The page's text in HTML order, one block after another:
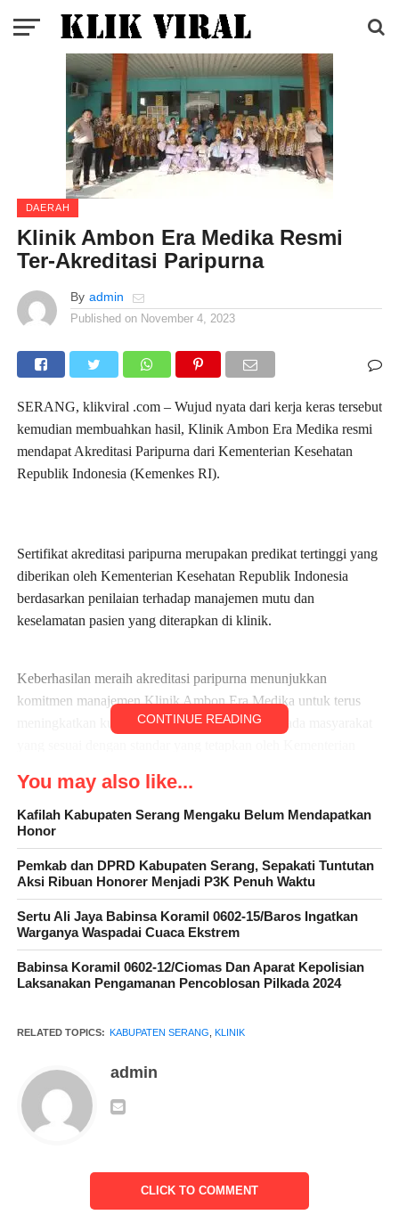
DAERAH
Klinik Ambon Era Medika Resmi
Ter-Akreditasi Paripurna
By admin
Published on November 4, 2023
SERANG, klikviral .com – Wujud nyata dari kerja keras tersebut
kemudian membuahkan hasil, Klinik Ambon Era Medika resmi
mendapat Akreditasi Paripurna dari Kementerian Kesehatan
Republik Indonesia (Kemenkes RI).
Sertifikat akreditasi paripurna merupakan predikat tertinggi yang
diberikan oleh Kementerian Kesehatan Republik Indonesia
berdasarkan penilaian terhadap manajemen mutu dan
keselamatan pasien yang diterapkan di klinik.
Keberhasilan meraih akreditasi paripurna menunjukkan
komitmen manajemen Klinik Ambon Era Medika untuk terus
meningkatkan kualitas pelayanan kesehatan kepada masyarakat
Pemilik Klinik Ambon Era Medika Cikande H Adhi Ajie
Saptoro menjelaskan Klinik Ambon Era Medika sebagai fasilitas
pelayanan kesehatan yang menyelenggarakan pelayanan
kesehatan dan menyediakan pelayanan medik dasar secara
komprehensif telah memenuhi 3 standar akreditasi yaitu Tata
Kelola Klinik (TKK), Peningkatan Mutu dan Kesehatan Pasien
(PMKP), serta Penyelenggaraan Kesehatan Perorangan (PKP).
kami berterima kasih kepada Dokter, perawat dan staf Klinik
Ambon Era Medika yang sudah kerja keras bekerja agar klinik
ini menjadi Akreditasi,” ujarnya.
CONTINUE READING
You may also like...
Kafilah Kabupaten Serang Mengaku Belum Mendapatkan
Honor
Pemkab dan DPRD Kabupaten Serang, Sepakati Tuntutan
Aksi Ribuan Honorer Menjadi P3K Penuh Waktu
Sertu Ali Jaya Babinsa Koramil 0602-15/Baros Ingatkan
Warganya Waspadai Cuaca Ekstrem
Babinsa Koramil 0602-12/Ciomas Dan Aparat Kepolisian
Laksanakan Pengamanan Pencoblosan Pilkada 2024
RELATED TOPICS: KABUPATEN SERANG KLINIK
admin
CLICK TO COMMENT